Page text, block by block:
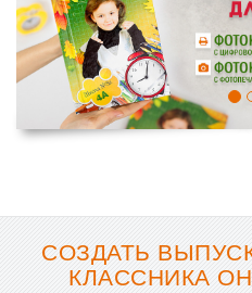
СОЗДАТЬ
КЛАССНИКА